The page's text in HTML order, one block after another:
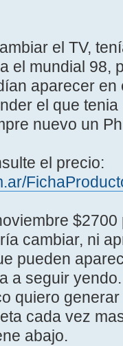
el TV,
el mundial 98,
aparecer en
el que
nuevo un
el precio:
cambiar, ni
pueden
a seguir
quiero
cada vez
abajo.